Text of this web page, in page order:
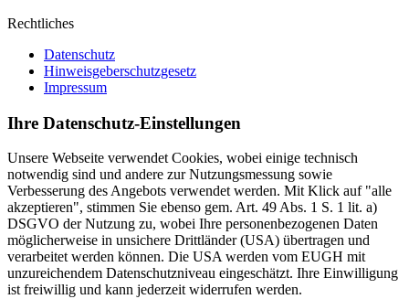
Rechtliches
Datenschutz
Hinweisgeberschutzgesetz
Impressum
Ihre Datenschutz-Einstellungen
Unsere Webseite verwendet Cookies, wobei einige technisch
notwendig sind und andere zur Nutzungsmessung sowie
Verbesserung des Angebots verwendet werden. Mit Klick auf "alle
akzeptieren", stimmen Sie ebenso gem. Art. 49 Abs. 1 S. 1 lit. a)
DSGVO der Nutzung zu, wobei Ihre personenbezogenen Daten
möglicherweise in unsichere Drittländer (USA) übertragen und
verarbeitet werden können. Die USA werden vom EUGH mit
unzureichendem Datenschutzniveau eingeschätzt. Ihre Einwilligung
ist freiwillig und kann jederzeit widerrufen werden.